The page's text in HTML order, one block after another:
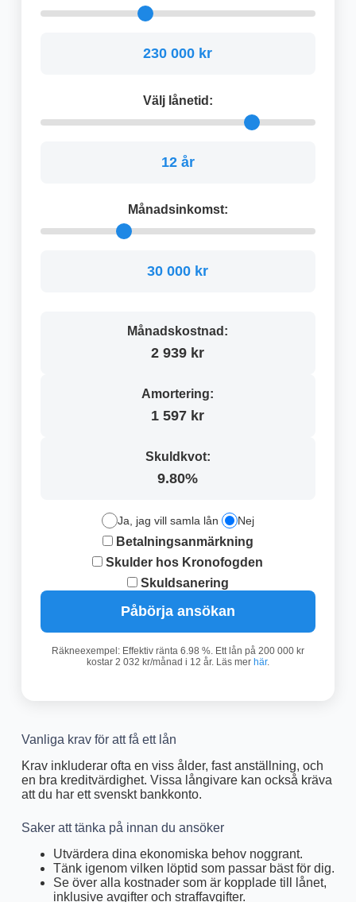
230 000 kr
Välj lånetid:
12 år
Månadsinkomst:
30 000 kr
Månadskostnad:
2 939 kr
Amortering:
1 597 kr
Skuldkvot:
9.80%
Ja, jag vill samla lån Nej
Betalningsanmärkning
Skulder hos Kronofogden
Skuldsanering
Påbörja ansökan
Räkneexempel: Effektiv ränta 6.98 %. Ett lån på 200 000 kr
kostar 2 032 kr/månad i 12 år. Läs mer här.
Vanliga krav för att få ett lån
Krav inkluderar ofta en viss ålder, fast anställning, och
en bra kreditvärdighet. Vissa långivare kan också kräva
att du har ett svenskt bankkonto.
Saker att tänka på innan du ansöker
Utvärdera dina ekonomiska behov noggrant.
Tänk igenom vilken löptid som passar bäst för dig.
Se över alla kostnader som är kopplade till lånet,
inklusive avgifter och straffavgifter.